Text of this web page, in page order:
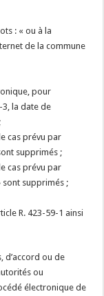
: « ou à la
de la commune
pour
3, la date de
cas prévu par
supprimés ;
cas prévu par
sont supprimés ;
R. 423-59-1 ainsi
d’accord ou de
ou
électronique de